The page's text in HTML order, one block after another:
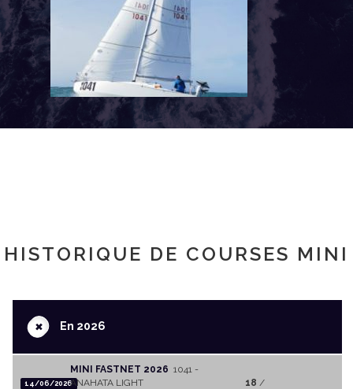
HISTORIQUE DE COURSES MINI
+En 2026
14/06/2026
MINI FASTNET 2026 1041 -
ANAHATA LIGHT
18 /